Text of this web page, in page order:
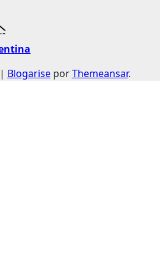
| BlogariseporThemeansar.